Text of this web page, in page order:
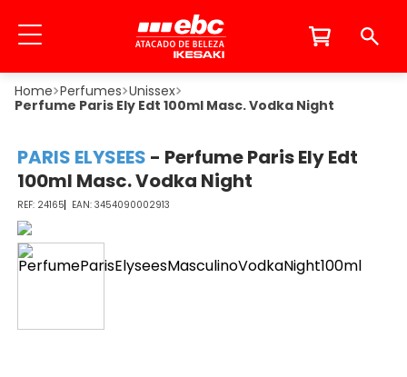
Perfumes Unissex
Perfume Paris Ely Edt 100ml Masc. Vodka Night
PARIS ELYSEES - Perfume Paris Ely Edt
100ml Masc. Vodka Night
24165 3454090002913